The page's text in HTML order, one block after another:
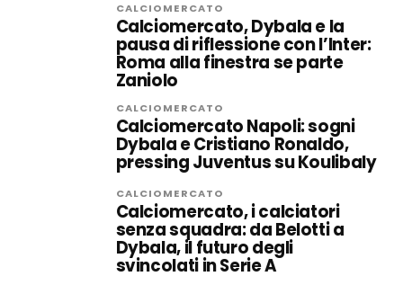
CALCIOMERCATO
Calciomercato, Dybala e la
pausa di riflessione con l’Inter:
Roma alla finestra se parte
Zaniolo
CALCIOMERCATO
Calciomercato Napoli: sogni
Dybala e Cristiano Ronaldo,
pressing Juventus su Koulibaly
CALCIOMERCATO
Calciomercato, i calciatori
senza squadra: da Belotti a
Dybala, il futuro degli
svincolati in Serie A